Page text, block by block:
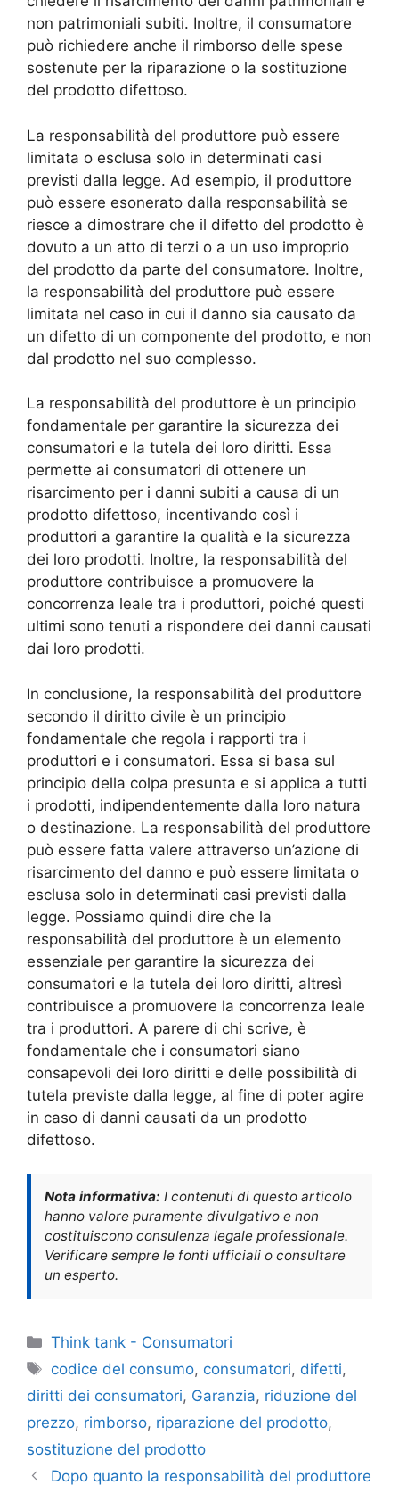
non patrimoniali subiti. Inoltre, il consumatore
può richiedere anche il rimborso delle spese
sostenute per la riparazione o la sostituzione
del prodotto difettoso.
La responsabilità del produttore può essere
limitata o esclusa solo in determinati casi
previsti dalla legge. Ad esempio, il produttore
può essere esonerato dalla responsabilità se
riesce a dimostrare che il difetto del prodotto è
dovuto a un atto di terzi o a un uso improprio
del prodotto da parte del consumatore. Inoltre,
la responsabilità del produttore può essere
limitata nel caso in cui il danno sia causato da
un difetto di un componente del prodotto, e non
dal prodotto nel suo complesso.
La responsabilità del produttore è un principio
fondamentale per garantire la sicurezza dei
consumatori e la tutela dei loro diritti. Essa
permette ai consumatori di ottenere un
risarcimento per i danni subiti a causa di un
prodotto difettoso, incentivando così i
produttori a garantire la qualità e la sicurezza
dei loro prodotti. Inoltre, la responsabilità del
produttore contribuisce a promuovere la
concorrenza leale tra i produttori, poiché questi
ultimi sono tenuti a rispondere dei danni causati
dai loro prodotti.
In conclusione, la responsabilità del produttore
secondo il diritto civile è un principio
fondamentale che regola i rapporti tra i
produttori e i consumatori. Essa si basa sul
principio della colpa presunta e si applica a tutti
i prodotti, indipendentemente dalla loro natura
o destinazione. La responsabilità del produttore
può essere fatta valere attraverso un’azione di
risarcimento del danno e può essere limitata o
esclusa solo in determinati casi previsti dalla
legge. Possiamo quindi dire che la
responsabilità del produttore è un elemento
essenziale per garantire la sicurezza dei
consumatori e la tutela dei loro diritti, altresì
contribuisce a promuovere la concorrenza leale
tra i produttori. A parere di chi scrive, è
fondamentale che i consumatori siano
consapevoli dei loro diritti e delle possibilità di
tutela previste dalla legge, al fine di poter agire
in caso di danni causati da un prodotto
difettoso.
Nota informativa: I contenuti di questo articolo
hanno valore puramente divulgativo e non
costituiscono consulenza legale professionale.
Verificare sempre le fonti ufficiali o consultare
un esperto.
Categorie
Think tank - Consumatori
Tag
codice del consumo, consumatori, difetti,
diritti dei consumatori, Garanzia, riduzione del
prezzo, rimborso, riparazione del prodotto,
sostituzione del prodotto
Dopo quanto la responsabilità del produttore